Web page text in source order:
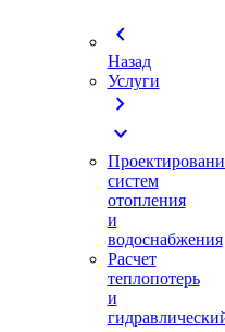
chevron_left
Назад
Услуги
chevron_right
expand_more
систем
отопления
и
водоснабжения
Расчет
теплопотерь
и